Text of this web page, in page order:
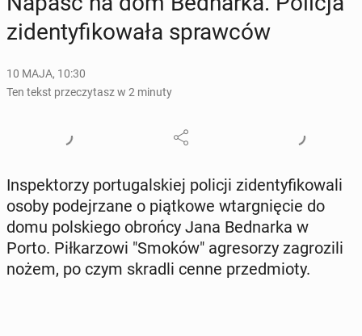
zi­den­ty­fi­ko­wa­ła spraw­ców
10 MAJA, 10:30
Ten tekst przeczytasz w 2 minuty
In­spek­to­rzy por­tu­gal­skiej policji zi­den­ty­fi­ko­wa­li
osoby po­dej­rza­ne o piąt­ko­we wtar­gnię­cie do
domu pol­skie­go obrońcy Jana Bed­nar­ka w
Porto. Pił­ka­rzo­wi "Smoków" agre­so­rzy za­gro­zi­li
nożem, po czym skradli cenne przed­mio­ty.